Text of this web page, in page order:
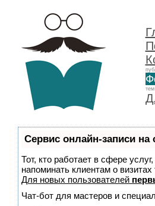
Сервис онлайн-записи на
Тот, кто работает в сфере
напоминать клиентам о
Для новых пользователей
Чат-бот для мастеров и